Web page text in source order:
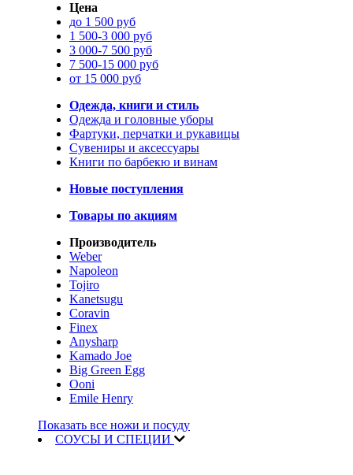
Цена
до 1 500 руб
1 500-3 000 руб
3 000-7 500 руб
7 500-15 000 руб
от 15 000 руб
Одежда, книги и стиль
Одежда и головные уборы
Фартуки, перчатки и рукавицы
Сувениры и аксессуары
Книги по барбекю и винам
Новые поступления
Товары по акциям
Производитель
Weber
Napoleon
Tojiro
Kanetsugu
Coravin
Finex
Anysharp
Kamado Joe
Big Green Egg
Ooni
Emile Henry
Показать все ножи и посуду
СОУСЫ И СПЕЦИИ